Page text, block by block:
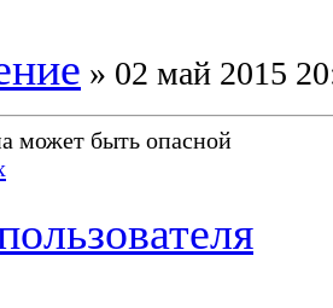
» 02 май 2015
может быть опасной